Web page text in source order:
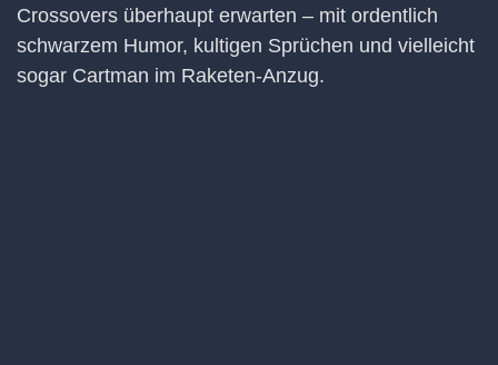
Crossovers überhaupt erwarten – mit ordentlich
schwarzem Humor, kultigen Sprüchen und vielleicht
sogar Cartman im Raketen-Anzug.